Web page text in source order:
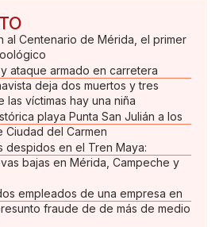
al Centenario de Mérida, el primer
ataque armado en carretera
deja dos muertos y tres
las víctimas hay una niña
playa Punta San Julián a los
Ciudad del Carmen
despidos en el Tren Maya:
bajas en Mérida, Campeche y
empleados de una empresa en
fraude de de más de medio